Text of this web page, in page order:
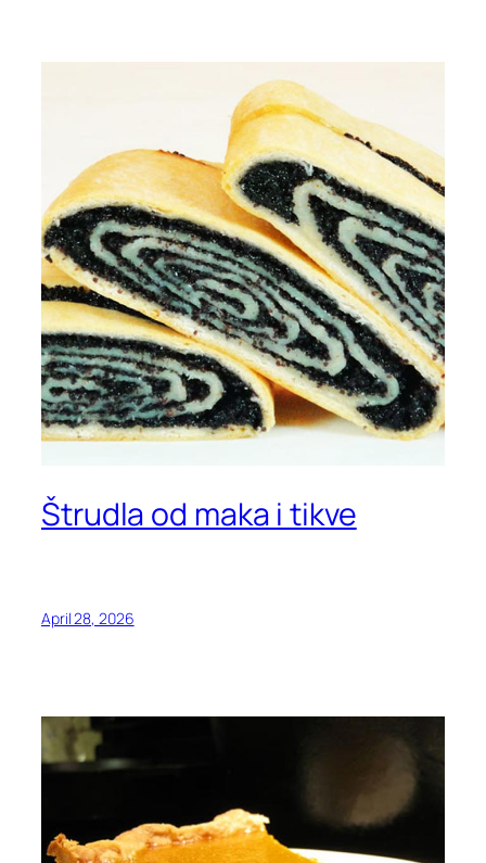
Štrudla od maka i tikve
April 28, 2026